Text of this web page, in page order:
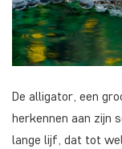
De alligator, een
herkennen aan zijn
lange lijf, dat tot